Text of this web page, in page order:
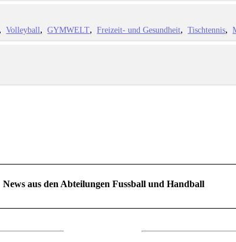
Volleyball GYMWELT Freizeit- und Gesundheit Tischtennis
News aus den Abteilungen Fussball und Handball